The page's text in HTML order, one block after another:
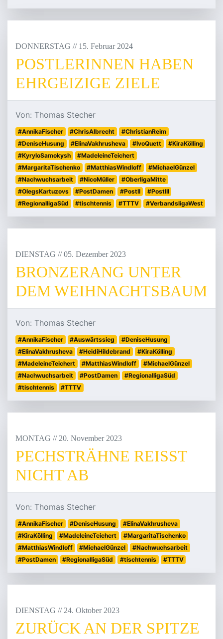
DONNERSTAG // 15. Februar 2024
POSTLERINNEN HABEN
EHRGEIZIGE ZIELE
Von: Thomas Stecher
#AnnikaFischer #ChrisAlbrecht
#ChristianReim
#DeniseHusung
#ElinaVakhrusheva #IvoQuett
#KiraKölling
#KyryloSamokysh
#MadeleineTeichert
#MargaritaTischenko
#MatthiasWindloff
#MichaelGünzel
#Nachwuchsarbeit
#NicoMüller
#OberligaMitte
#OlegsKartuzovs
#PostDamen #PostII
#PostIII
#RegionalligaSüd
#tischtennis #TTTV #VerbandsligaWest
DIENSTAG // 05. Dezember 2023
BRONZERANG UNTER
DEM WEIHNACHTSBAUM
Von: Thomas Stecher
#AnnikaFischer #Auswärtssieg
#DeniseHusung
#ElinaVakhrusheva
#HeidiHildebrand
#KiraKölling
#MadeleineTeichert
#MatthiasWindloff
#MichaelGünzel
#Nachwuchsarbeit
#PostDamen
#RegionalligaSüd
#tischtennis
#TTTV
MONTAG // 20. November 2023
PECHSTRÄHNE REISST N
ICHT AB
Von: Thomas Stecher
#AnnikaFischer #DeniseHusung
#ElinaVakhrusheva
#KiraKölling
#MadeleineTeichert
#MargaritaTischenko
#MatthiasWindloff
#MichaelGünzel
#Nachwuchsarbeit
#PostDamen
#RegionalligaSüd #tischtennis #TTTV
DIENSTAG // 24. Oktober 2023
ZURÜCK AN DER SPITZE